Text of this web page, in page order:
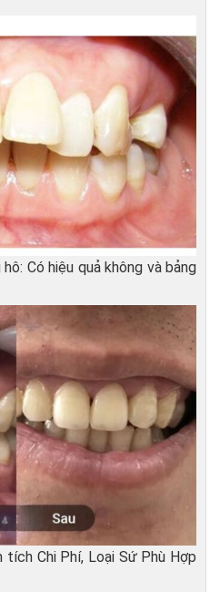
Có hiệu quả không và bảng
tích Chi Phí, Loại Sứ Phù Hợp